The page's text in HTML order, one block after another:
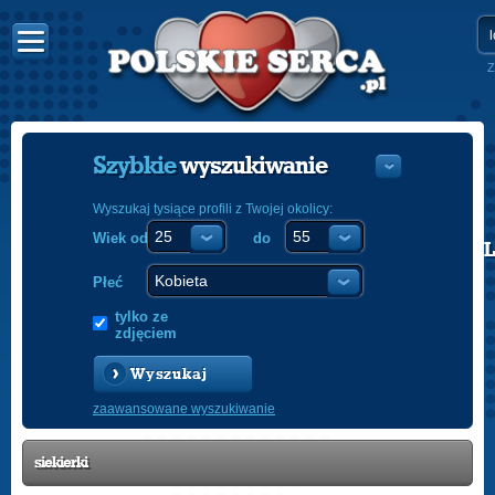
POLISH
Szybkiewyszukiwanie
Wyszukaj tysiące profili z Twojej okolicy:
Wiek od do
Płeć
tylko ze
zdjęciem
Wyszukaj
zaawansowane wyszukiwanie
siekierki